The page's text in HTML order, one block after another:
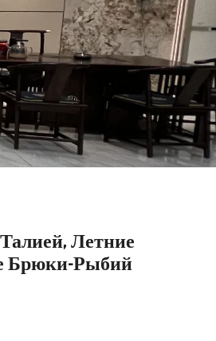
Летние
Брюки-Рыбий